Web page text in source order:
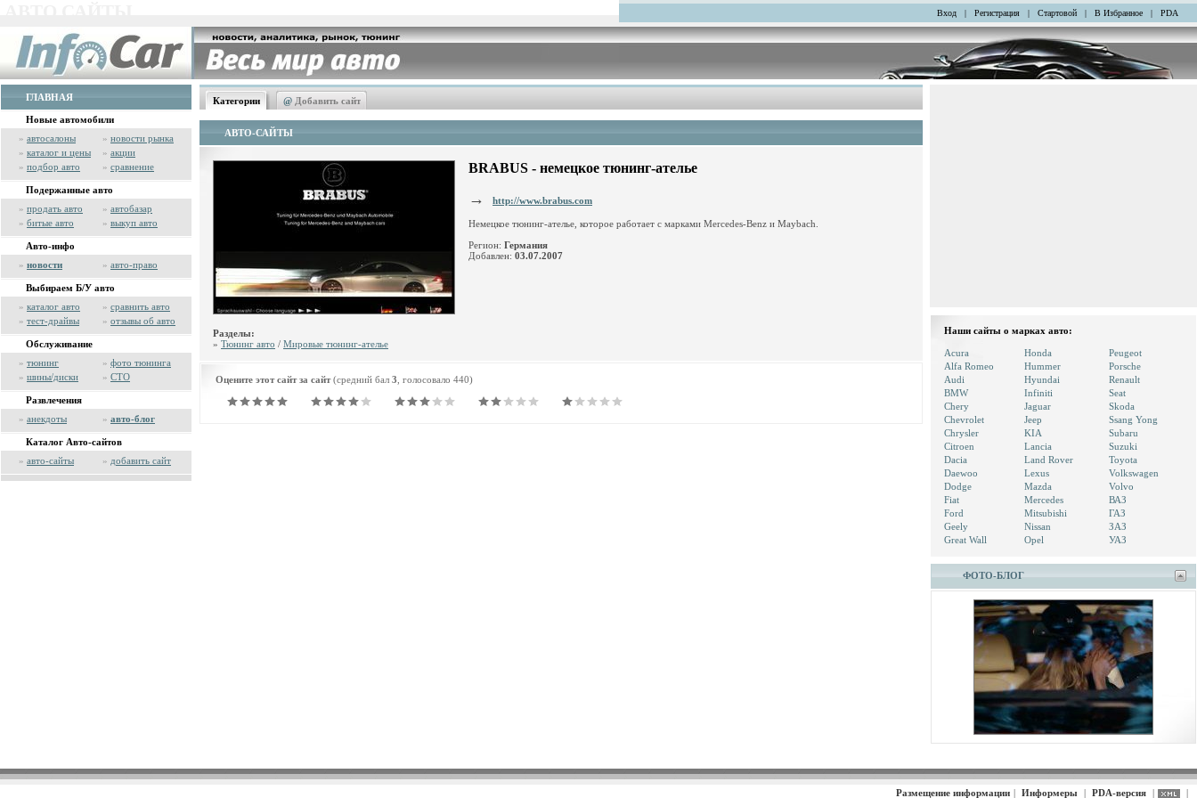
Вход | Регистрация | Стартовой | В Избранное | PDA
ГЛАВНАЯ
Новые автомобили
» автосалоны » новости рынка
» каталог и цены » акции
» подбор авто » сравнение
Подержанные авто
» продать авто » автобазар
» битые авто » выкуп авто
Авто-инфо
» новости » авто-право
Выбираем Б/У авто
» каталог авто » сравнить авто
» тест-драйвы » отзывы об авто
Обслуживание
» тюнинг » фото тюнинга
» шины/диски » СТО
Развлечения
» анекдоты » авто-блог
Каталог Авто-сайтов
» авто-сайты » добавить сайт
Категории @ Добавить сайт
АВТО-САЙТЫ
BRABUS - немецкое тюнинг-ателье
→ http://www.brabus.com
Немецкое тюнинг-ателье, которое работает с марками Mercedes-Benz и Maybach.
Регион: Германия
Добавлен: 03.07.2007
Разделы:
» Тюнинг авто / Мировые тюнинг-ателье
Оцените этот сайт за сайт(средний бал 3 , голосовало 440)
Наши сайты о марках авто:
Acura
Alfa Romeo
Audi
BMW
Chery
Chevrolet
Chrysler
Citroen
Dacia
Daewoo
Dodge
Fiat
Ford
Geely
Great Wall
Honda
Hummer
Hyundai
Infiniti
Jaguar
Jeep
KIA
Lancia
Land Rover
Lexus
Mazda
Mercedes
Mitsubishi
Nissan
Opel
Peugeot
Porsche
Renault
Seat
Skoda
Ssang Yong
Subaru
Suzuki
Toyota
Volkswagen
Volvo
ВАЗ
ГАЗ
ЗАЗ
УАЗ
ФОТО-БЛОГ
Размещение информации | Информеры | PDA-версия | |